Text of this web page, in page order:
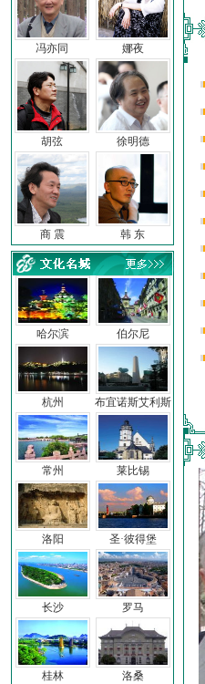
冯亦同 娜夜
胡弦 徐明德
商 震 韩 东
哈尔滨
杭州
常州
洛阳
长沙
桂林
伯尔尼
布宜诺斯艾利斯
莱比锡
圣·彼得堡
罗马
洛桑